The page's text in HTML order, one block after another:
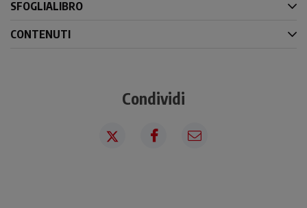
SFOGLIALIBRO
CONTENUTI
Condividi